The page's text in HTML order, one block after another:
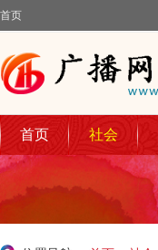
首页
首页 社会